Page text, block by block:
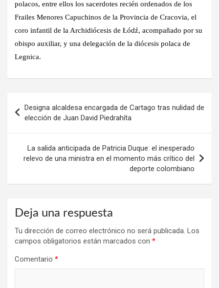
polacos, entre ellos los sacerdotes recién ordenados de los
Frailes Menores Capuchinos de la Provincia de Cracovia, el
coro infantil de la Archidiócesis de Łódź, acompañado por su
obispo auxiliar, y una delegación de la diócesis polaca de
Legnica.
de
entradas
Designa alcaldesa encargada de Cartago tras nulidad de
elección de Juan David Piedrahíta
La salida anticipada de Patricia Duque: el inesperado
relevo de una ministra en el momento más crítico del
deporte colombiano
Deja una respuesta
Tu dirección de correo electrónico no será publicada. Los
campos obligatorios están marcados con *
Comentario *